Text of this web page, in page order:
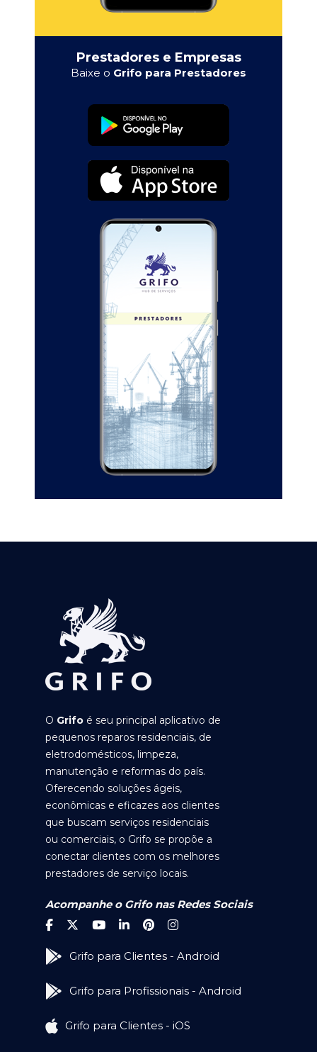
Prestadores e Empresas
Baixe o Grifo para Prestadores
O Grifo é seu principal aplicativo de
pequenos reparos residenciais, de
eletrodomésticos, limpeza,
manutenção e reformas do país.
Oferecendo soluções ágeis,
econômicas e eficazes aos clientes
que buscam serviços residenciais
ou comerciais, o Grifo se propõe a
conectar clientes com os melhores
prestadores de serviço locais.
Acompanhe o Grifo nas Redes Sociais
Grifo para Clientes - Android
Grifo para Profissionais - Android
Grifo para Clientes - iOS